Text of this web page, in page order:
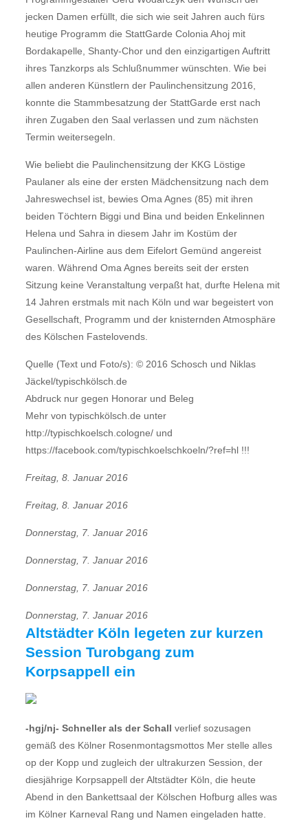
jecken Damen erfüllt, die sich wie seit Jahren auch fürs
heutige Programm die StattGarde Colonia Ahoj mit
Bordakapelle, Shanty-Chor und den einzigartigen Auftritt
ihres Tanzkorps als Schlußnummer wünschten. Wie bei
allen anderen Künstlern der Paulinchensitzung 2016,
konnte die Stammbesatzung der StattGarde erst nach
ihren Zugaben den Saal verlassen und zum nächsten
Termin weitersegeln.
Wie beliebt die Paulinchensitzung der KKG Löstige
Paulaner als eine der ersten Mädchensitzung nach dem
Jahreswechsel ist, bewies Oma Agnes (85) mit ihren
beiden Töchtern Biggi und Bina und beiden Enkelinnen
Helena und Sahra in diesem Jahr im Kostüm der
Paulinchen-Airline aus dem Eifelort Gemünd angereist
waren. Während Oma Agnes bereits seit der ersten
Sitzung keine Veranstaltung verpaßt hat, durfte Helena mit
14 Jahren erstmals mit nach Köln und war begeistert von
Gesellschaft, Programm und der knisternden Atmosphäre
des Kölschen Fastelovends.
Quelle (Text und Foto/s): © 2016 Schosch und Niklas
Jäckel/typischkölsch.de
Abdruck nur gegen Honorar und Beleg
Mehr von typischkölsch.de unter
http://typischkoelsch.cologne/ und
https://facebook.com/typischkoelschkoeln/?ref=hl !!!
Freitag, 8. Januar 2016
Freitag, 8. Januar 2016
Donnerstag, 7. Januar 2016
Donnerstag, 7. Januar 2016
Donnerstag, 7. Januar 2016
Donnerstag, 7. Januar 2016
Altstädter Köln legeten zur kurzen
Session Turobgang zum
Korpsappell ein
-hgj/nj- Schneller als der Schall verlief sozusagen
gemäß des Kölner Rosenmontagsmottos Mer stelle alles
op der Kopp und zugleich der ultrakurzen Session, der
diesjährige Korpsappell der Altstädter Köln, die heute
Abend in den Bankettsaal der Kölschen Hofburg alles was
im Kölner Karneval Rang und Namen eingeladen hatte.